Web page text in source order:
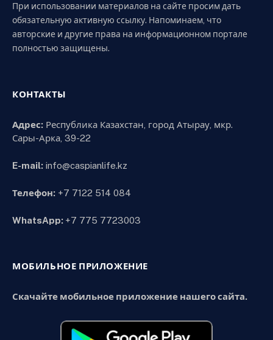
При использовании материалов на сайте просим дать
обязательную активную ссылку. Напоминаем, что
авторские и другие права на информационном портале
полностью защищены.
КОНТАКТЫ
Адрес: Республика Казахстан, город Атырау, мкр.
Сары-Арка, 39-22
E-mail: info@caspianlife.kz
Телефон: +7 7122 514 084
WhatsApp: +7 775 7723003
МОБИЛЬНОЕ ПРИЛОЖЕНИЕ
Скачайте мобильное приложение нашего сайта.